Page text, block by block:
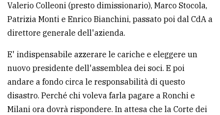
Valerio Colleoni (presto dimissionario), Marco Stocola,
Patrizia Monti e Enrico Bianchini, passato poi dal CdA a
direttore generale dell'azienda.
E' indispensabile azzerare le cariche e eleggere un
nuovo presidente dell'assemblea dei soci. E poi
andare a fondo circa le responsabilità di questo
disastro. Perché chi voleva farla pagare a Ronchi e
Milani ora dovrà rispondere. In attesa che la Corte dei